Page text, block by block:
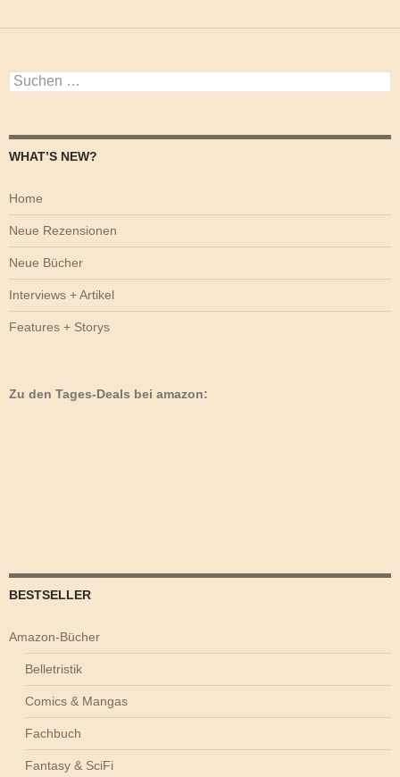
Suchen
nach:
WHAT’S NEW?
Home
Neue Rezensionen
Neue Bücher
Interviews + Artikel
Features + Storys
Zu den Tages-Deals bei amazon:
BESTSELLER
Amazon-Bücher
Belletristik
Comics & Mangas
Fachbuch
Fantasy & SciFi